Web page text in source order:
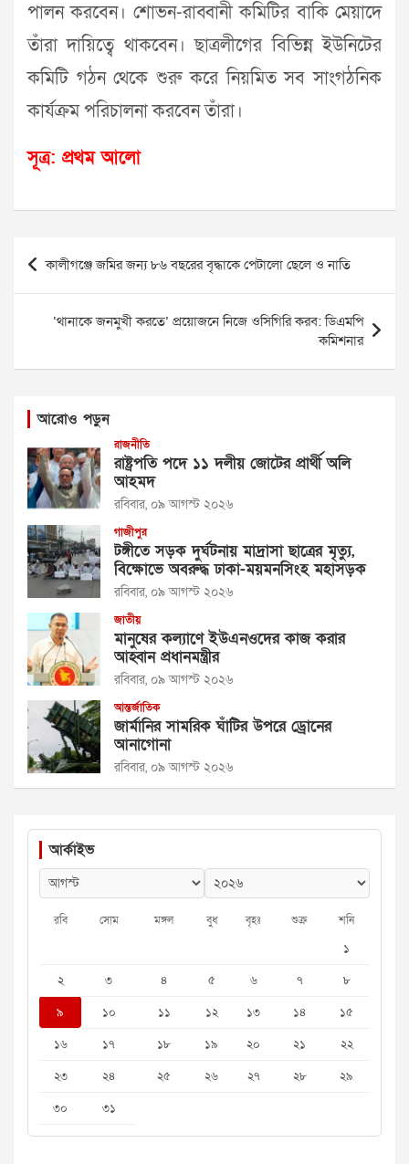
পালন করবেন। শোভন-রাব্বানী কমিটির বাকি মেয়াদে
তাঁরা দায়িত্বে থাকবেন। ছাত্রলীগের বিভিন্ন ইউনিটের
কমিটি গঠন থেকে শুরু করে নিয়মিত সব সাংগঠনিক
কার্যক্রম পরিচালনা করবেন তাঁরা।
সূত্র: প্রথম আলো
Post
navigation
কালীগঞ্জে জমির জন্য ৮৬ বছরের বৃদ্ধাকে পেটালো ছেলে ও নাতি
‘থানাকে জনমুখী করতে’ প্রয়োজনে নিজে ওসিগিরি করব: ডিএমপি
কমিশনার
আরোও পড়ুন
রাজনীতি
রাষ্ট্রপতি পদে ১১ দলীয় জোটের প্রার্থী অলি
আহমদ
রবিবার, ০৯ আগস্ট ২০২৬
গাজীপুর
টঙ্গীতে সড়ক দুর্ঘটনায় মাদ্রাসা ছাত্রের মৃত্যু,
বিক্ষোভে অবরুদ্ধ ঢাকা-ময়মনসিংহ মহাসড়ক
রবিবার, ০৯ আগস্ট ২০২৬
জাতীয়
মানুষের কল্যাণে ইউএনওদের কাজ করার
আহ্বান প্রধানমন্ত্রীর
রবিবার, ০৯ আগস্ট ২০২৬
আন্তর্জাতিক
জার্মানির সামরিক ঘাঁটির উপরে ড্রোনের
আনাগোনা
রবিবার, ০৯ আগস্ট ২০২৬
আর্কাইভ
রবি সোম মঙ্গল বুধ বৃহঃ শুক্র শনি
১
২
৩ ৪ ৫ ৬ ৭
৮
৯
১০ ১১ ১২ ১৩ ১৪
১৫
১৬
১৭ ১৮ ১৯ ২০ ২১
২২
২৩
২৪ ২৫ ২৬ ২৭ ২৮
২৯
৩০
৩১